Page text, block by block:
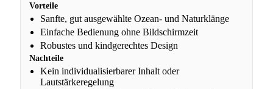
Vorteile
Sanfte, gut ausgewählte Ozean- und Naturklänge
Einfache Bedienung ohne Bildschirmzeit
Robustes und kindgerechtes Design
Nachteile
Kein individualisierbarer Inhalt oder
Lautstärkeregelung